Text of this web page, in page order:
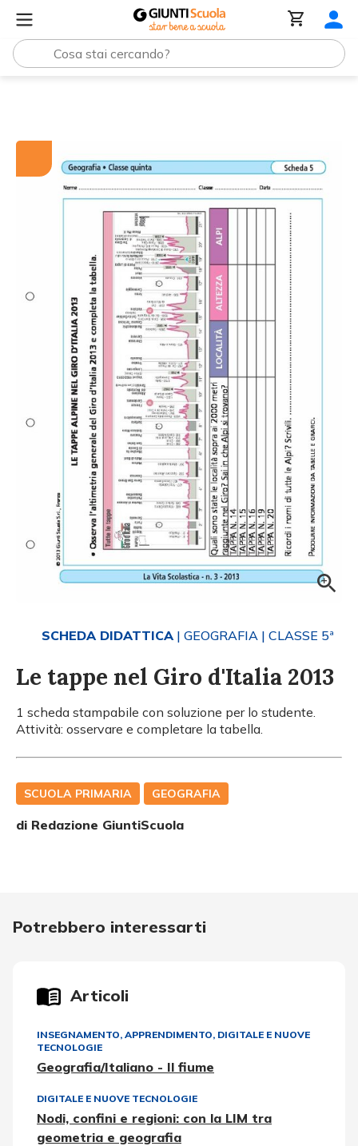
SCHEDA DIDATTICA | GEOGRAFIA | CLASSE 5ª
Le tappe nel Giro d'Italia 2013
1 scheda stampabile con soluzione per lo studente.
Attività: osservare e completare la tabella.
SCUOLA PRIMARIA GEOGRAFIA
di Redazione GiuntiScuola
Potrebbero interessarti
Articoli
INSEGNAMENTO, APPRENDIMENTO, DIGITALE E NUOVE
TECNOLOGIE
Geografia/Italiano - Il fiume
DIGITALE E NUOVE TECNOLOGIE
Nodi, confini e regioni: con la LIM tra
geometria e geografia